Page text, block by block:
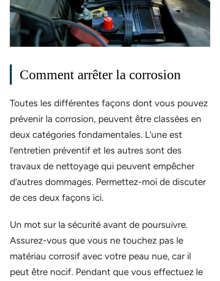
Comment arrêter la corrosion
Toutes les différentes façons dont vous pouvez
prévenir la corrosion, peuvent être classées en
deux catégories fondamentales. L’une est
l’entretien préventif et les autres sont des
travaux de nettoyage qui peuvent empêcher
d’autres dommages. Permettez-moi de discuter
de ces deux façons ici.
Un mot sur la sécurité avant de poursuivre.
Assurez-vous que vous ne touchez pas le
matériau corrosif avec votre peau nue, car il
peut être nocif. Pendant que vous effectuez le